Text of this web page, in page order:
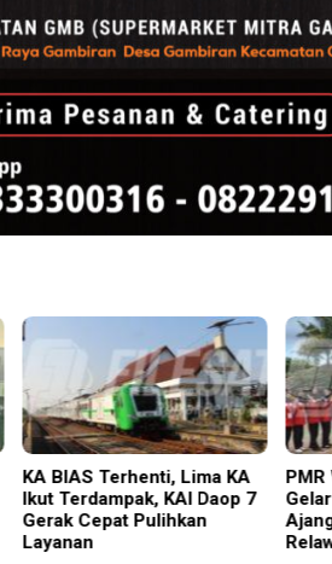
KA BIAS Terhenti, Lima KA
Ikut Terdampak, KAI Daop 7
Gerak Cepat Pulihkan
Layanan
PMR